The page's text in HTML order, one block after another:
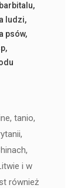
,
ludzi,
psów,
,
tanio,
i w
również